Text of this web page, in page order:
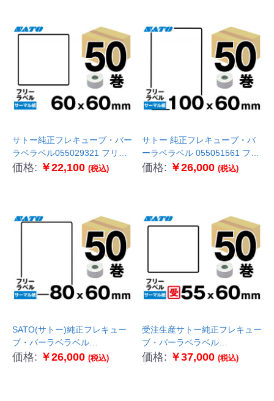
サトー純正フレキューブ・バー
ラベラベル055029321 フリー
ラベル50巻 サーマル紙
価格: ￥22,100 (税込)
サトー 純正フレキューブ・バ
ーラベラベル 055051561 フリ
ーラベル50巻 サーマル紙
価格: ￥26,000 (税込)
SATO(サトー)純正フレキュー
ブ・バーラベラベル
055051551 フリーラベル50巻
価格: ￥26,000 (税込)
受注生産サトー純正フレキュー
ブ・バーラベラベル
055029311 フリーラベル50巻
価格: ￥37,000 (税込)